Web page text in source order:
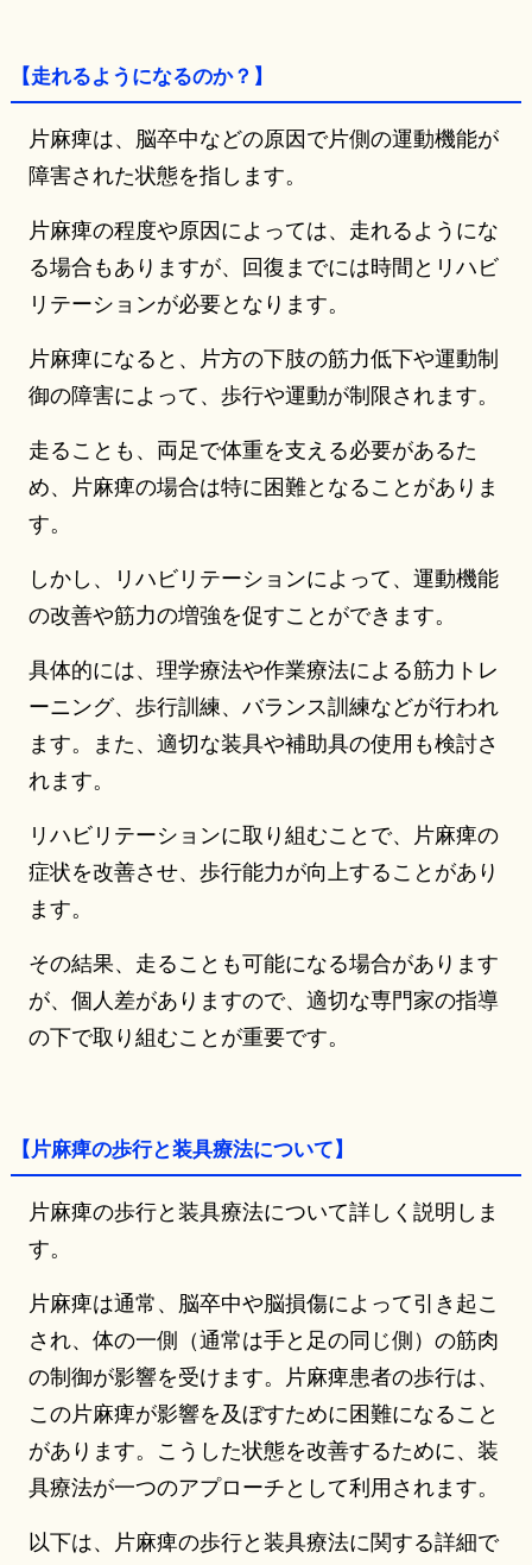
【走れるようになるのか？】
片麻痺は、脳卒中などの原因で片側の運動機能が
障害された状態を指します。
片麻痺の程度や原因によっては、走れるようにな
る場合もありますが、回復までには時間とリハビ
リテーションが必要となります。
片麻痺になると、片方の下肢の筋力低下や運動制
御の障害によって、歩行や運動が制限されます。
走ることも、両足で体重を支える必要があるた
め、片麻痺の場合は特に困難となることがありま
す。
しかし、リハビリテーションによって、運動機能
の改善や筋力の増強を促すことができます。
具体的には、理学療法や作業療法による筋力トレ
ーニング、歩行訓練、バランス訓練などが行われ
ます。また、適切な装具や補助具の使用も検討さ
れます。
リハビリテーションに取り組むことで、片麻痺の
症状を改善させ、歩行能力が向上することがあり
ます。
その結果、走ることも可能になる場合があります
が、個人差がありますので、適切な専門家の指導
の下で取り組むことが重要です。
【片麻痺の歩行と装具療法について】
片麻痺の歩行と装具療法について詳しく説明しま
す。
片麻痺は通常、脳卒中や脳損傷によって引き起こ
され、体の一側（通常は手と足の同じ側）の筋肉
の制御が影響を受けます。片麻痺患者の歩行は、
この片麻痺が影響を及ぼすために困難になること
があります。こうした状態を改善するために、装
具療法が一つのアプローチとして利用されます。
以下は、片麻痺の歩行と装具療法に関する詳細で